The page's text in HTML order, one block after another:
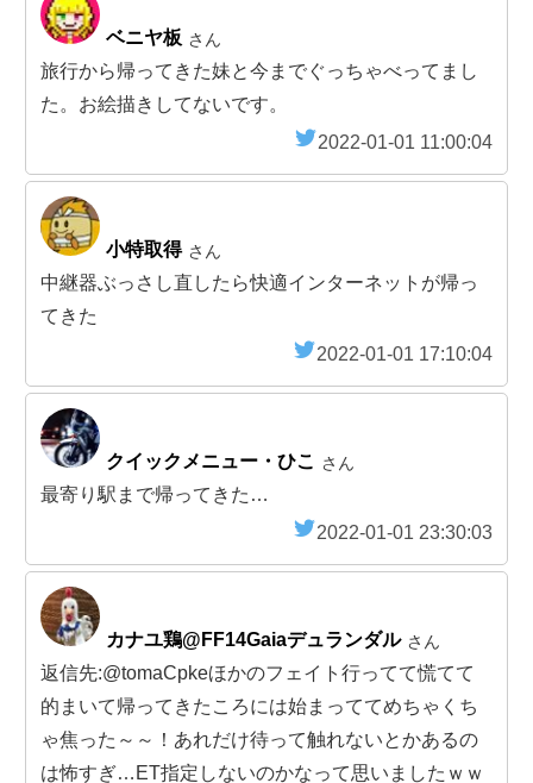
ベニヤ板 さん
旅行から帰ってきた妹と今までぐっちゃべってまし
た。お絵描きしてないです。
2022-01-01 11:00:04
小特取得 さん
中継器ぶっさし直したら快適インターネットが帰っ
てきた
2022-01-01 17:10:04
クイックメニュー・ひこ さん
最寄り駅まで帰ってきた…
2022-01-01 23:30:03
カナユ鶏@FF14Gaiaデュランダル さん
返信先:@tomaCpkeほかのフェイト行ってて慌てて
的まいて帰ってきたころには始まっててめちゃくち
ゃ焦った～～！あれだけ待って触れないとかあるの
は怖すぎ…ET指定しないのかなって思いましたｗｗ